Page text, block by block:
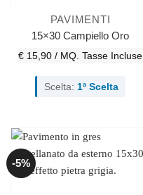
PAVIMENTI
15×30 Campiello Oro
€ 15,90 / MQ. Tasse Incluse
Scelta: 1ª Scelta
-5%